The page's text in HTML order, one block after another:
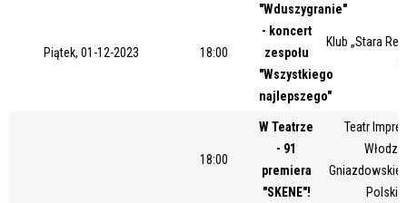
Piątek, 01-12-2023 18:00
"Wduszygranie"
- koncert
zespołu
"Wszystkiego
najlepszego"
Klub „Stara
8
18:00
W Teatrze
- 91
premiera
"SKENE"!
Teatr